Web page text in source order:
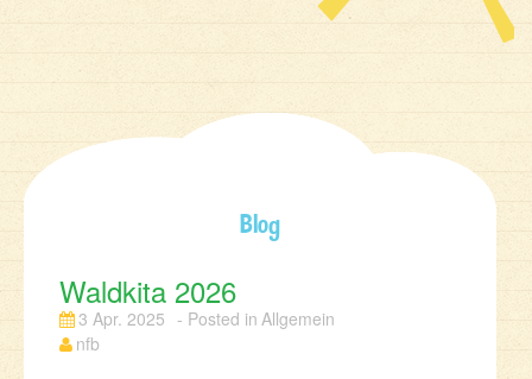
Blog
Waldkita 2026
3 Apr. 2025
Allgemein
nfb